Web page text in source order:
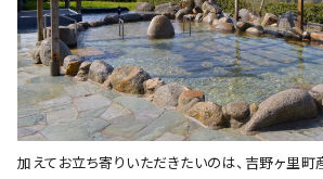
加えてお立ち寄りいただきたいのは、吉野ヶ里